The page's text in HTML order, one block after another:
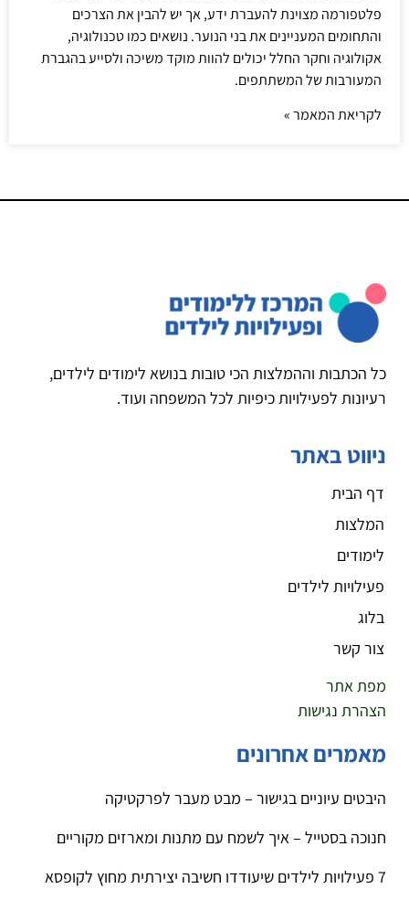
פלטפורמה מצוינת להעברת ידע, אך יש להבין את הצרכים
והתחומים המעניינים את בני הנוער. נושאים כמו טכנולוגיה,
אקולוגיה וחקר החלל יכולים להוות מוקד משיכה ולסייע בהגברת
המעורבות של המשתתפים.
לקריאת המאמר »
כל הכתבות וההמלצות הכי טובות בנושא לימודים לילדים,
רעיונות לפעילויות כיפיות לכל המשפחה ועוד.
ניווט באתר
דף הבית
המלצות
לימודים
פעילויות לילדים
בלוג
צור קשר
מפת אתר
הצהרת נגישות
מאמרים אחרונים
היבטים עיוניים בגישור – מבט מעבר לפרקטיקה
חנוכה בסטייל – איך לשמח עם מתנות ומארזים מקוריים
7 פעילויות לילדים שיעודדו חשיבה יצירתית מחוץ לקופסא